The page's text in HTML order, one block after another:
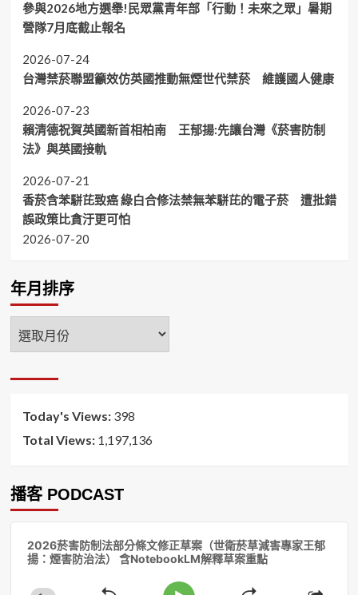
參與2026地方選舉!民眾黨青年部「行動！未來之眾」暑期
營隊7月底截止報名
2026-07-24
台灣禁菸聯盟籲效仿英國推動無煙世代禁菸 維護國人健康
2026-07-23
賴清德祝賀英國新首相柏南 王郁揚:先讓台灣《菸害防制
法》與英國接軌
2026-07-21
香菸含苯駢芘致癌 綠白合修法禁無苯駢芘的電子菸 遭批錯
誤政策比貪汙更可怕
2026-07-20
年月排序
年
月
Today's Views: 398
Total Views: 1,197,136
播客 PODCAST
2026菸害防制法部分條文修正草案（世衛菸草減害專家王郁
揚：煙害防治法） 含NotebookLM解釋草案重點